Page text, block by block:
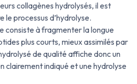
collagènes hydrolysés, il est
le processus d’hydrolyse.
consiste à fragmenter la longue
plus courts, mieux assimilés par
de qualité affiche donc un
clairement indiqué et une hydrolyse